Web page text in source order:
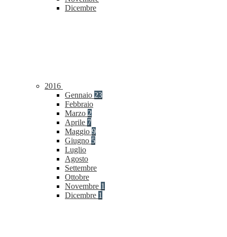
Dicembre
2016
Gennaio 23
Febbraio
Marzo 2
Aprile 7
Maggio 9
Giugno 5
Luglio
Agosto
Settembre
Ottobre
Novembre 1
Dicembre 1